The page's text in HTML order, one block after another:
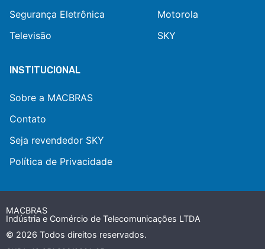
Segurança Eletrônica
Televisão
Motorola
SKY
INSTITUCIONAL
Sobre a MACBRAS
Contato
Seja revendedor SKY
Política de Privacidade
MACBRAS
Indústria e Comércio de Telecomunicações LTDA
© 2026 Todos direitos reservados.